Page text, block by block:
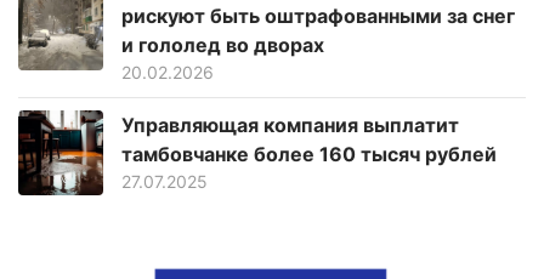
рискуют быть оштрафованными за снег
и гололед во дворах
20.02.2026
Управляющая компания выплатит
тамбовчанке более 160 тысяч рублей
27.07.2025